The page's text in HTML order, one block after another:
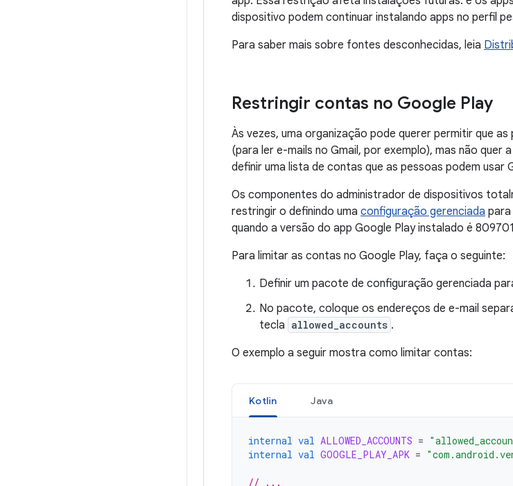
dispositivo podem continuar instalando apps no perfil
Para saber mais sobre fontes desconhecidas, leia
Restringir contas no Google Play
Às vezes, uma organização pode querer permitir que
(para ler e-mails no Gmail, por exemplo), mas não quer
definir uma lista de contas que as pessoas podem usar
Os componentes do administrador de dispositivos
restringir o definindo uma configuração gerenciada
quando a versão do app Google Play instalado é
Para limitar as contas no Google Play, faça o seguinte:
Definir um pacote de configuração gerenciada
No pacote, coloque os endereços de e-mail
tecla allowed_accounts .
O exemplo a seguir mostra como limitar contas:
Kotlin Java
internal val ALLOWED_ACCOUNTS =
internal val GOOGLE_PLAY_APK =
// ...